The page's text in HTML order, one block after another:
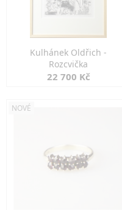
Kulhánek Oldřich -
Rozcvička
22 700 Kč
NOVÉ